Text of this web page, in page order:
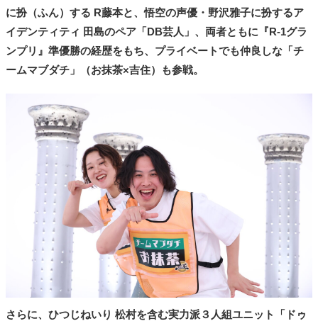
に扮（ふん）する R藤本と、悟空の声優・野沢雅子に扮するア
イデンティティ 田島のペア「DB芸人」、両者ともに『R-1グラ
ンプリ』準優勝の経歴をもち、プライベートでも仲良しな「チ
ームマブダチ」（お抹茶×吉住）も参戦。
さらに、ひつじねいり 松村を含む実力派３人組ユニット「ドゥ